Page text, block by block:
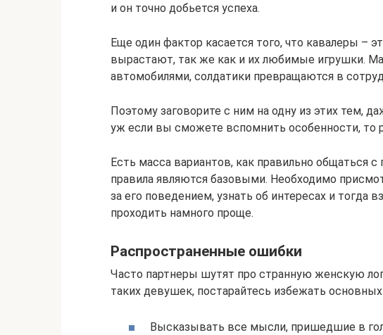
и он точно добьется успеха.
Еще один фактор касается того, что кавалеры –
вырастают, так же как и их любимые игрушки.
автомобилями, солдатики превращаются в
Поэтому заговорите с ним на одну из этих тем,
уж если вы сможете вспомнить особенности, то
Есть масса вариантов, как правильно общаться
правила являются базовыми. Необходимо
за его поведением, узнать об интересах и тогда
проходить намного проще.
Распространенные ошибки
Часто партнеры шутят про странную женскую
таких девушек, постарайтесь избежать
Высказывать все мысли, пришедшие в